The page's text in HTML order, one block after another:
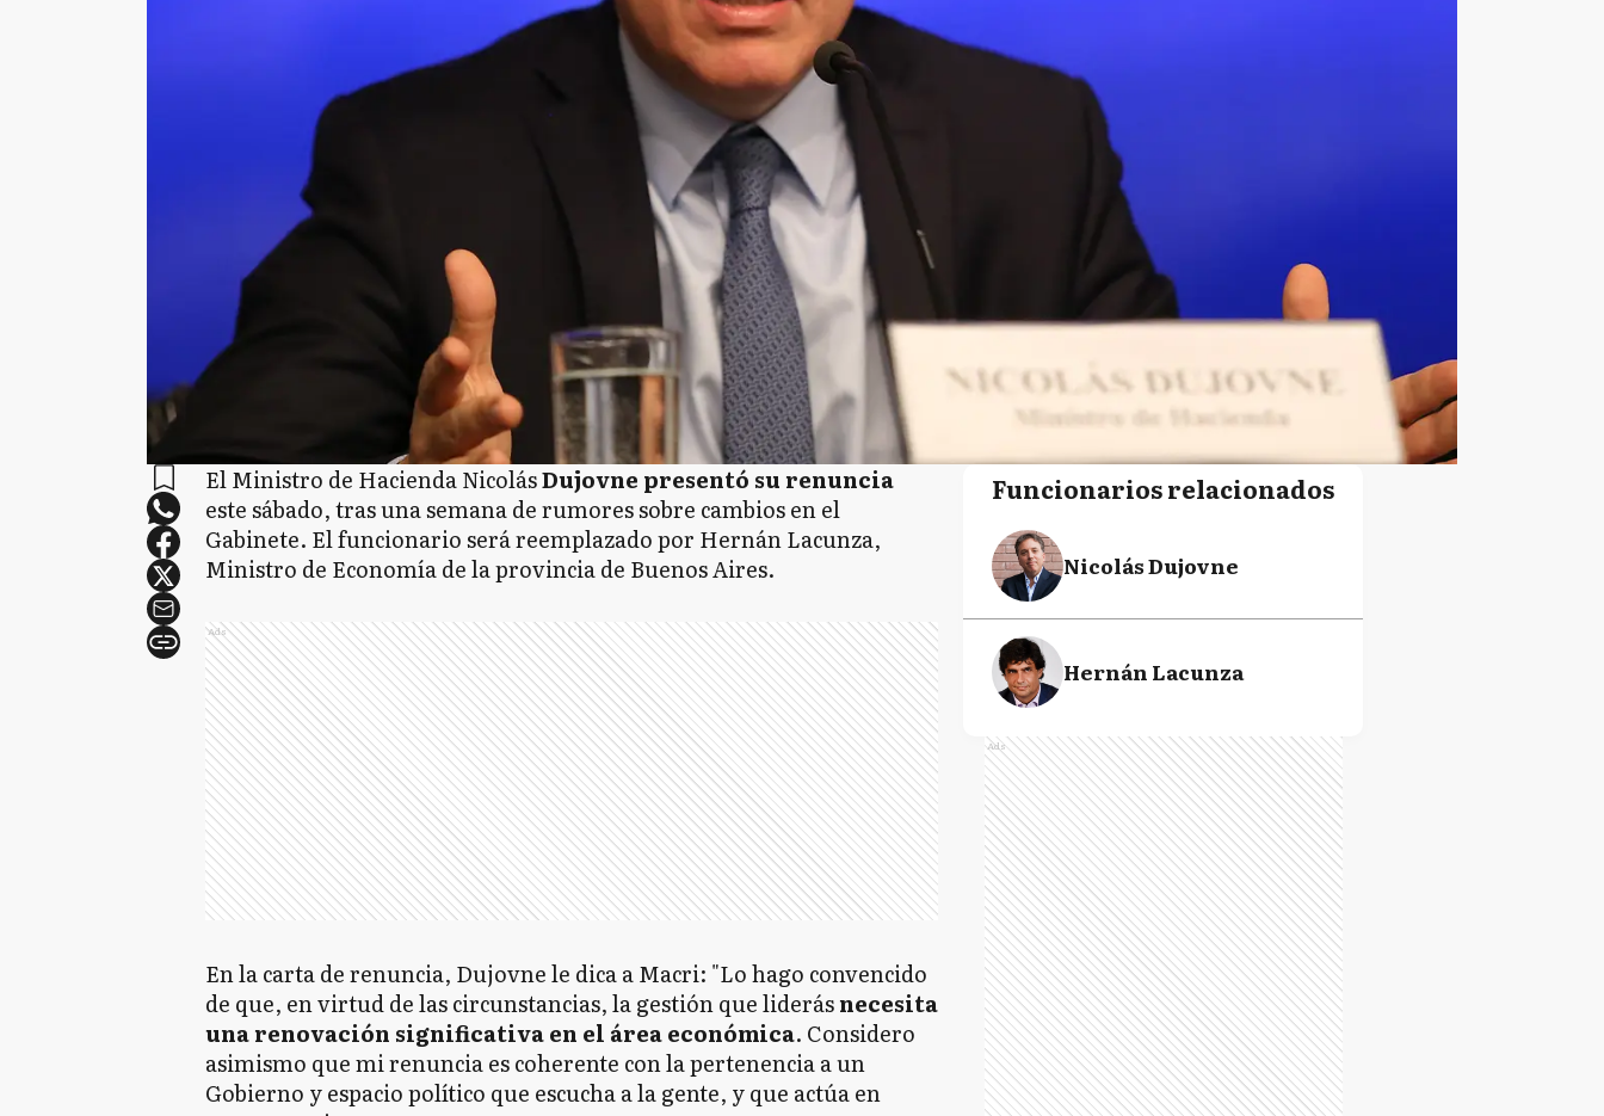
El Ministro de Hacienda NicolásDujovne presentó su renuncia
este sábado, tras una semana de rumores sobre cambios en el
Gabinete. El funcionario será reemplazado por Hernán Lacunza,
Ministro de Economía de la provincia de Buenos Aires.
Ads
En la carta de renuncia, Dujovne le dica a Macri: "Lo hago convencido
de que, en virtud de las circunstancias, la gestión que liderásnecesita
una renovación significativa en el área económica. Considero
asimismo que mi renuncia es coherente con la pertenencia a un
Gobierno y espacio político que escucha a la gente, y que actúa en
Funcionarios relacionados
Nicolás Dujovne
Hernán Lacunza
Ads